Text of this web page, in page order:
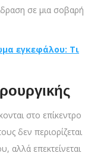
σε μια σοβαρή
εγκεφάλου: Τι
στο επίκεντρο
δεν περιορίζεται
αλλά επεκτείνεται